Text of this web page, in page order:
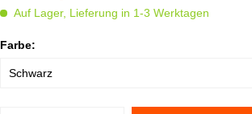
Auf Lager, Lieferung in 1-3 Werktagen
Farbe: